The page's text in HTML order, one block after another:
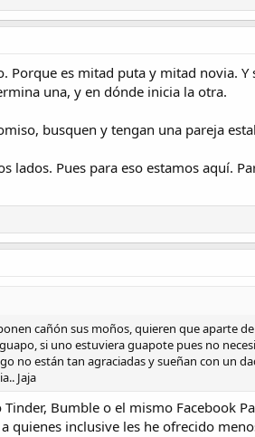
Porque es mitad puta y mitad novia.
una, y en dónde inicia la otra.
busquen y tengan una pareja
Pues para eso estamos aquí.
cañón sus moños, quieren que aparte
si uno estuviera guapote pues no
no están tan agraciadas y sueñan con un
Jaja
Bumble o el mismo Facebook
quienes inclusive les he ofrecido